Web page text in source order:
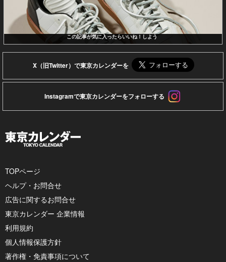
この記事が気に入ったらいいね！しよう
X（旧Twitter）で東京カレンダーを
Instagramで東京カレンダーをフォローする
TOPページ
ヘルプ・お問合せ
広告に関するお問合せ
東京カレンダー 企業情報
利用規約
個人情報保護方針
著作権・免責事項について